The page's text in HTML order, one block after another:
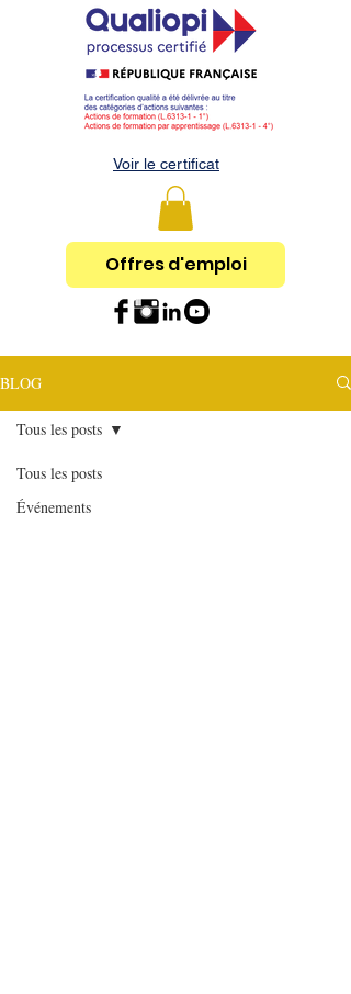
Voir le certificat
Offres d'emploi
BLOG
Tous les posts
Événements
Tous les posts